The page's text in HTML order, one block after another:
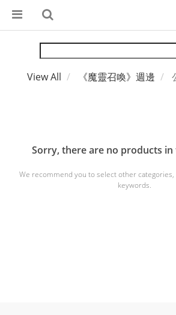
View All 《魔靈召喚》週邊
Sorry, there are no products
We recommend you to select other
keywords.